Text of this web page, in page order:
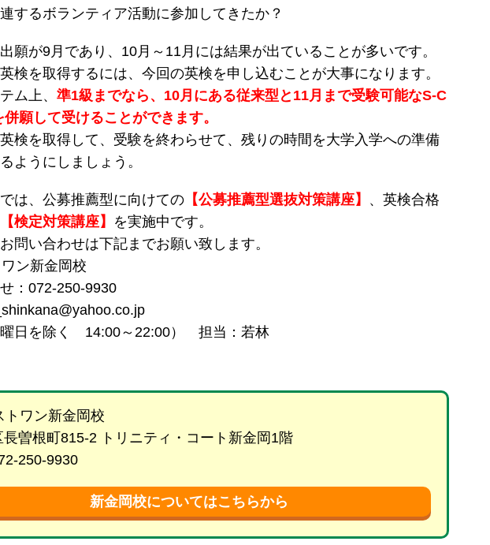
するボランティア活動に参加してきたか？
願が9月であり、10月～11月には結果が出ていることが多いです。
検を取得するには、今回の英検を申し込むことが大事になります。
ム上、 準1級までなら、10月にある従来型と11月まで受験可能なS-C
願して受けることができます。
検を取得して、受験を終わらせて、残りの時間を大学入学への準備
ようにしましょう。
は、公募推薦型に向けての 【公募推薦型選抜対策講座】 、英検合格
【検定対策講座】 を実施中です。
問い合わせは下記までお願い致します。
ン新金岡校
：072-250-9930
曜日を除く 14:00～22:00） 担当：若林
トワン新金岡校
長曽根町815-2 トリニティ・コート新金岡1階
250-9930
新金岡校についてはこちらから